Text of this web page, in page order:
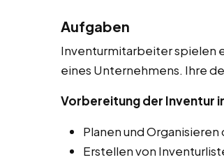
Aufgaben
Inventurmitarbeiter spielen
eines Unternehmens. Ihre
Vorbereitung der Inventur
Planen und
Erstellen von